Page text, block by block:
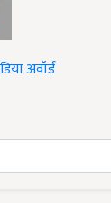
अवॉर्ड